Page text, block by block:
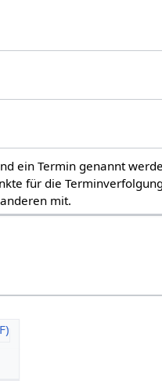
ein Termin genannt
für die
mit.